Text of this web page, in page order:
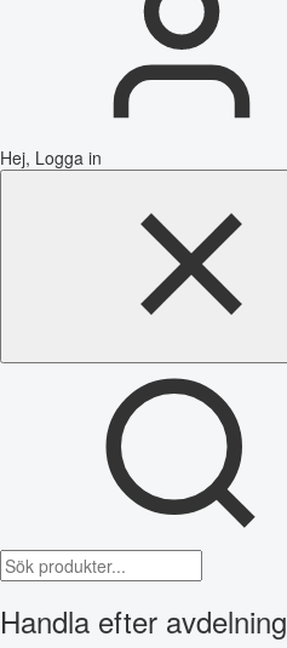
Hej, Logga in
Handla efter avdelning